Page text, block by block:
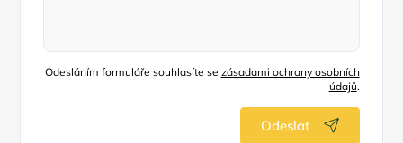
Odesláním formuláře souhlasíte se zásadami ochrany osobních
údajů.
Odeslat